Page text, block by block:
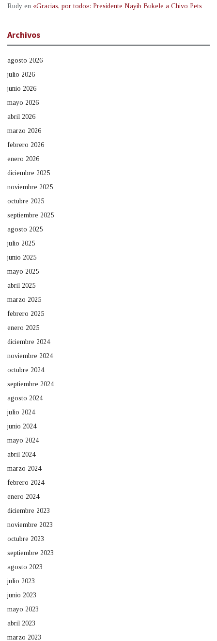
Rudy en «Gracias, por todo»: Presidente Nayib Bukele a Chivo Pets
Archivos
agosto 2026
julio 2026
junio 2026
mayo 2026
abril 2026
marzo 2026
febrero 2026
enero 2026
diciembre 2025
noviembre 2025
octubre 2025
septiembre 2025
agosto 2025
julio 2025
junio 2025
mayo 2025
abril 2025
marzo 2025
febrero 2025
enero 2025
diciembre 2024
noviembre 2024
octubre 2024
septiembre 2024
agosto 2024
julio 2024
junio 2024
mayo 2024
abril 2024
marzo 2024
febrero 2024
enero 2024
diciembre 2023
noviembre 2023
octubre 2023
septiembre 2023
agosto 2023
julio 2023
junio 2023
mayo 2023
abril 2023
marzo 2023